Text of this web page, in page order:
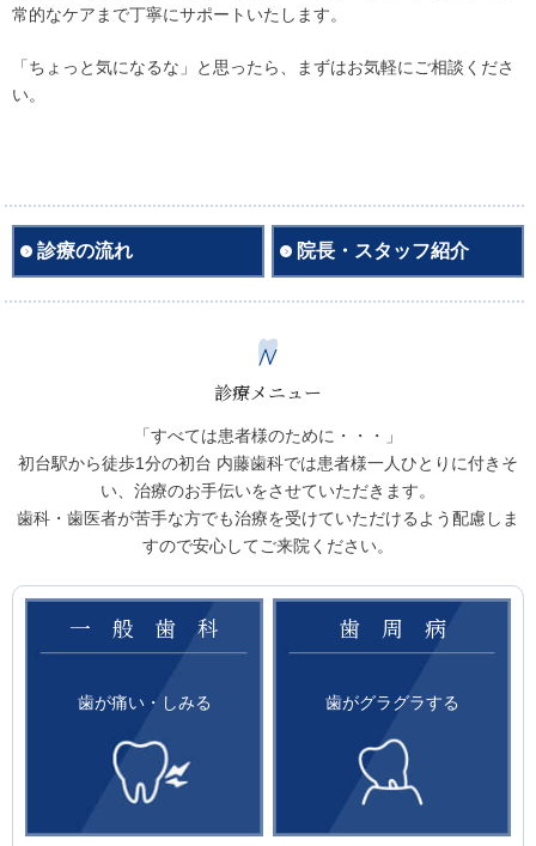
常的なケアまで丁寧にサポートいたします。
「ちょっと気になるな」と思ったら、まずはお気軽にご相談くださ
い。
診療の流れ 院長・スタッフ紹介
診療メニュー
「すべては患者様のために・・・」
初台駅から徒歩1分の初台 内藤歯科では患者様一人ひとりに付きそ
い、治療のお手伝いをさせていただきます。
歯科・歯医者が苦手な方でも治療を受けていただけるよう配慮しま
すので安心してご来院ください。
一般歯科
歯が痛い・しみる
歯周病
歯がグラグラする